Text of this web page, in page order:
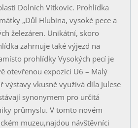
Dolních Vítkovic. Prohlídka
„Důl Hlubina, vysoké pece a
železáren. Unikátní, skoro
zahrnuje také výjezd na
prohlídky Vysokých pecí je
otevřenou expozici U6 – Malý
výstavy vkusně využívá díla Julese
synonymem pro určitá
průmyslu. V tomto novém
muzeu,najdou návštěvníci